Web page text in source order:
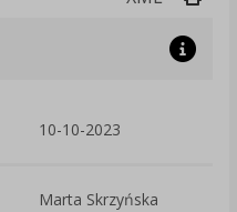
10-10-2023
Marta Skrzyńska